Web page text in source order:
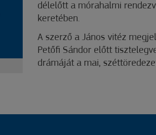
délelőtt a mórahalmi
keretében.
A szerző a János vitéz
Petőfi Sándor előtt
drámáját a mai,